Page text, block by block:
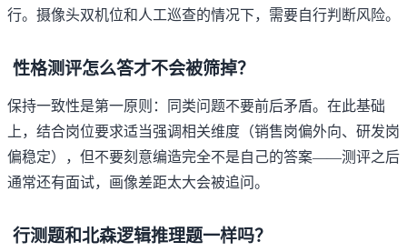
行。摄像头双机位和人工巡查的情况下，需要自行判断风险。
性格测评怎么答才不会被筛掉？
保持一致性是第一原则：同类问题不要前后矛盾。在此基础
上，结合岗位要求适当强调相关维度（销售岗偏外向、研发岗
偏稳定），但不要刻意编造完全不是自己的答案——测评之后
通常还有面试，画像差距太大会被追问。
行测题和北森逻辑推理题一样吗？